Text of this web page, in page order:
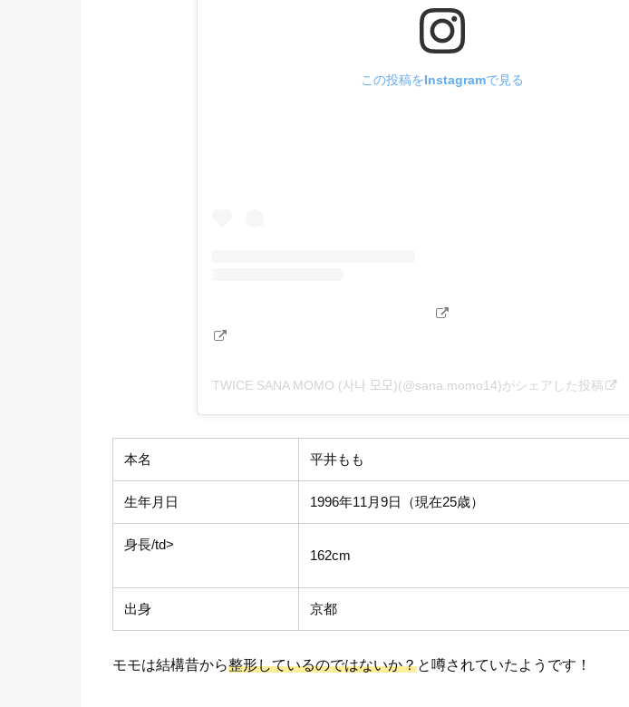
この投稿をInstagramで見る
TWICE SANA MOMO (사나 모모)(@sana.momo14)がシェアした投稿
本名 平井もも
生年月日 1996年11月9日（現在25歳）
身長/td>
162cm
出身 京都
モモは結構昔から整形しているのではないか？と噂されていたようです！